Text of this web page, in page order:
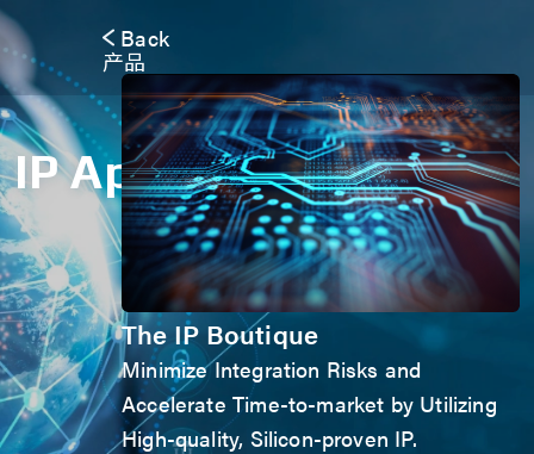
Back
产品
The IP Boutique
Minimize Integration Risks and
Accelerate Time-to-market by Utilizing
High-quality, Silicon-proven IP.
IP Application Form